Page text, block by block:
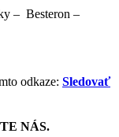
– Besteron –
odkaze: Sledovať
NÁS.